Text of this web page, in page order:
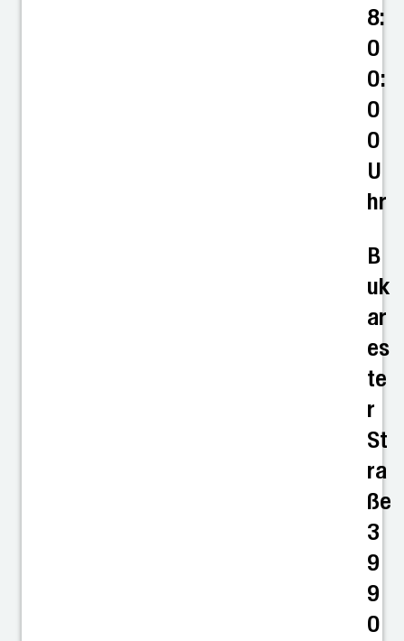
8:
0
0:
0
0
U
hr
B
uk
ar
es
te
r
St
ra
ße
3
9
9
0